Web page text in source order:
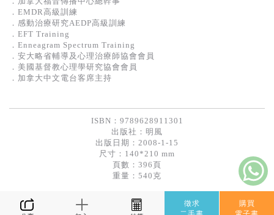
．EMDR高級訓練
．感動治療研究AEDP高級訓練
．EFT Training
．Enneagram Spectrum Training
．安大略省輔導及心理治療師協會會員
．美國基督教心理學研究協會會員
．加拿大中文電台客席主持
ISBN：9789628911301
出版社： 明風
出版日期：2008-1-15
尺寸：140*210 mm
頁數：396頁
重量：540克
徵求
購買